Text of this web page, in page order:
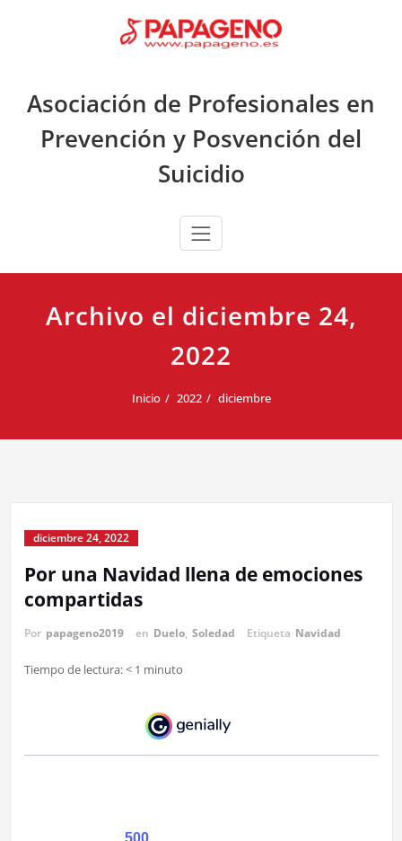
Asociación de Profesionales en
Prevención y Posvención del
Suicidio
Archivo el diciembre 24,
2022
Inicio 2022 diciembre
diciembre 24, 2022
Por una Navidad llena de emociones
compartidas
Por papageno2019 en Duelo, Soledad Etiqueta Navidad
Tiempo de lectura:< 1 minuto